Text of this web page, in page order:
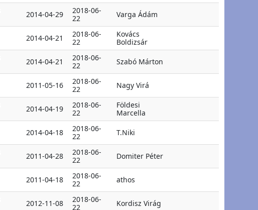
2014-04-29
2018-06-
22
Varga Ádám
2014-04-21
2018-06-
22
Kovács
Boldizsár
2014-04-21
2018-06-
22
Szabó Márton
2011-05-16
2018-06-
22
Nagy Virá
2014-04-19
2018-06-
22
Földesi
Marcella
2014-04-18
2018-06-
22
T.Niki
2011-04-28
2018-06-
22
Domiter Péter
2011-04-18
2018-06-
22
athos
2012-11-08
2018-06-
22
Kordisz Virág